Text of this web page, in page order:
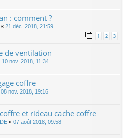
: comment ?
« 21 déc. 2018, 21:59
1 2 3
de ventilation
10 nov. 2018, 11:34
coffre
08 nov. 2018, 19:16
et rideau cache coffre
« 07 août 2018, 09:58